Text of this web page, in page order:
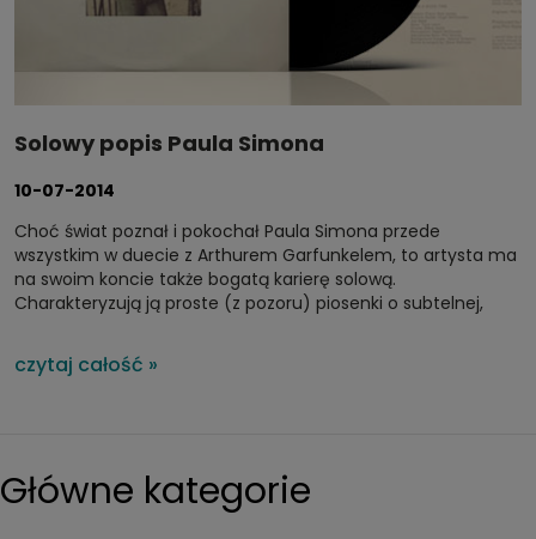
Solowy popis Paula Simona
10-07-2014
Choć świat poznał i pokochał Paula Simona przede
wszystkim w duecie z Arthurem Garfunkelem, to artysta ma
na swoim koncie także bogatą karierę solową.
Charakteryzują ją proste (z pozoru) piosenki o subtelnej,
wokal. To właśnie wybrzmiewa w jednej z najlepszych moim
zdaniem piosenek Simona – Still crazy after all these years –
czytaj całość »
Główne kategorie